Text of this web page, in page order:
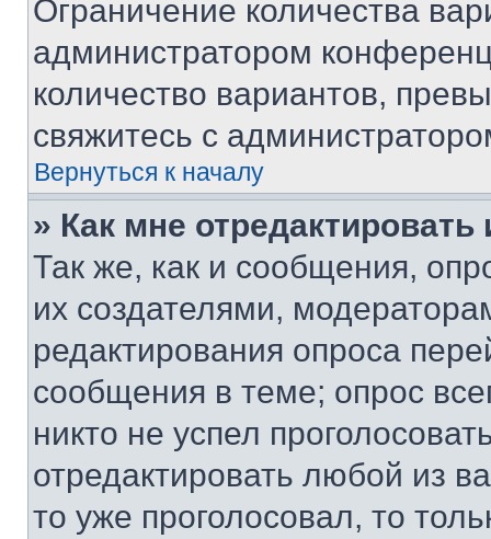
Ограничение количества
администратором
количество вариантов,
свяжитесь с
Вернуться к началу
» Как мне
Так же, как и сообщения,
их создателями,
редактирования опроса
сообщения в теме; опрос
никто не успел
отредактировать любой из
то уже проголосовал, то